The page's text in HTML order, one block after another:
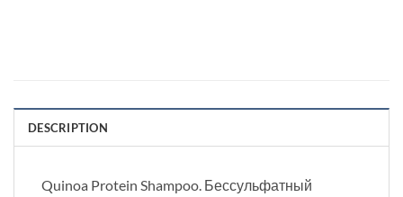
DESCRIPTION
Quinoa Protein Shampoo. Бессульфатный